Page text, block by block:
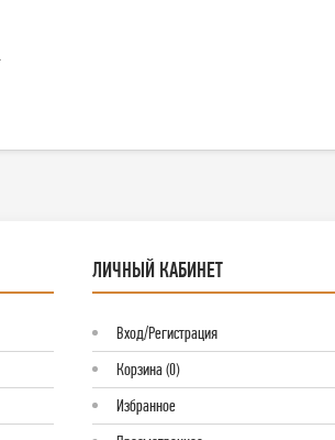
ЛИЧНЫЙ КАБИНЕТ
Вход/Регистрация
Корзина (0)
Избранное